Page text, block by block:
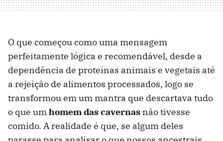
O que começou como uma mensagem
perfeitamente lógica e recomendável, desde a
dependência de proteínas animais e vegetais até
a rejeição de alimentos processados, logo se
transformou em um mantra que descartava tudo
o que umhomem das cavernas não tivesse
comido. A realidade é que, se algum deles